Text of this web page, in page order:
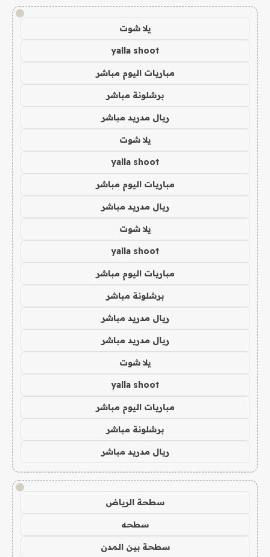
!
يلا شوت
yalla shoot
مباريات اليوم مباشر
برشلونة مباشر
ريال مدريد مباشر
يلا شوت
yalla shoot
مباريات اليوم مباشر
ريال مدريد مباشر
يلا شوت
yalla shoot
مباريات اليوم مباشر
برشلونة مباشر
ريال مدريد مباشر
ريال مدريد مباشر
يلا شوت
yalla shoot
مباريات اليوم مباشر
برشلونة مباشر
ريال مدريد مباشر
!
سطحة الرياض
سطحه
سطحة بين المدن